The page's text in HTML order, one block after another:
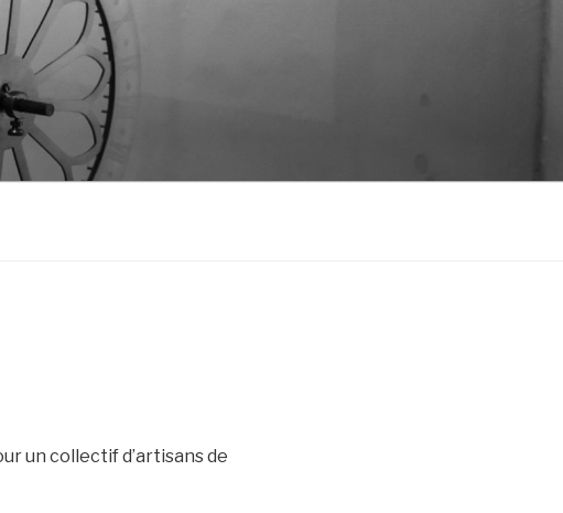
un collectif d’artisans de